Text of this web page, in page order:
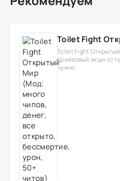
Toilet Fight
драйвовый экшн от
нужно